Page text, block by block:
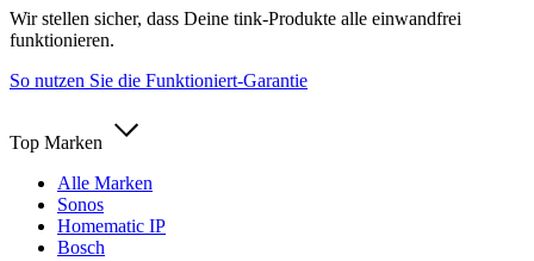
Wir stellen sicher, dass Deine tink-Produkte alle einwandfrei
funktionieren.
So nutzen Sie die Funktioniert-Garantie
Top Marken
Alle Marken
Sonos
Homematic IP
Bosch